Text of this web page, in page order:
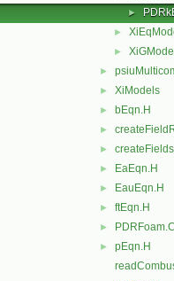
►
►
►
►
► XiModels
► bEqn.H
►
►
► EaEqn.H
► EauEqn.H
► ftEqn.H
► PDRFoam.C
►
pEqn.H